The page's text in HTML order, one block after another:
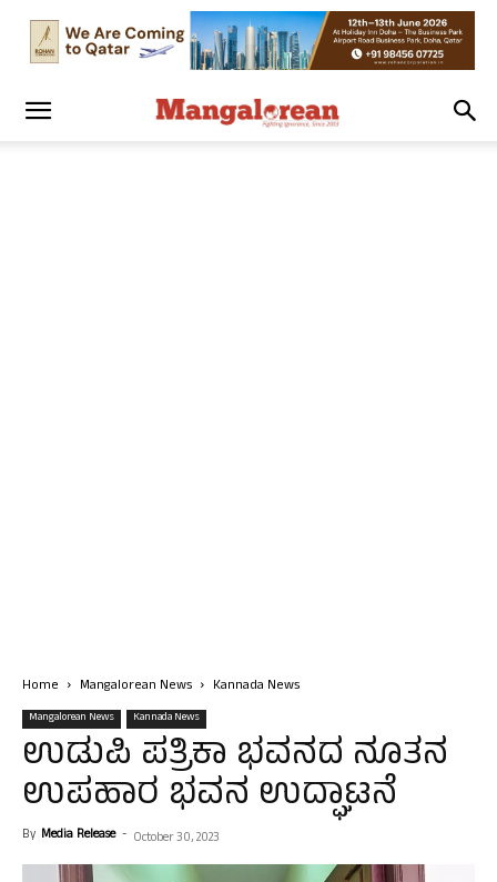
Home Mangalorean News Kannada News
Mangalorean News Kannada News
ಉಡುಪಿ ಪತ್ರಿಕಾ ಭವನದ ನೂತನ
ಉಪಹಾರ ಭವನ ಉದ್ಘಾಟನೆ
By Media Release - October 30, 2023